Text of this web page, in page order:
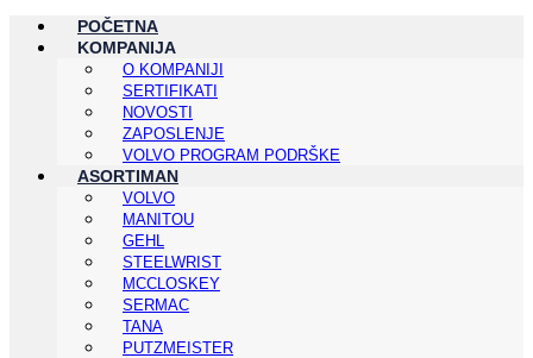
POČETNA
KOMPANIJA
O KOMPANIJI
SERTIFIKATI
NOVOSTI
ZAPOSLENJE
VOLVO PROGRAM PODRŠKE
ASORTIMAN
VOLVO
MANITOU
GEHL
STEELWRIST
MCCLOSKEY
SERMAC
TANA
PUTZMEISTER